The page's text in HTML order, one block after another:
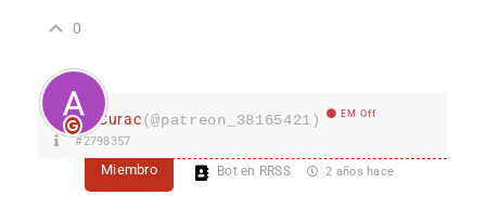
0
Curac(@patreon_38165421) EM Off
#2798357
Miembro Bot en RRSS 2 años hace